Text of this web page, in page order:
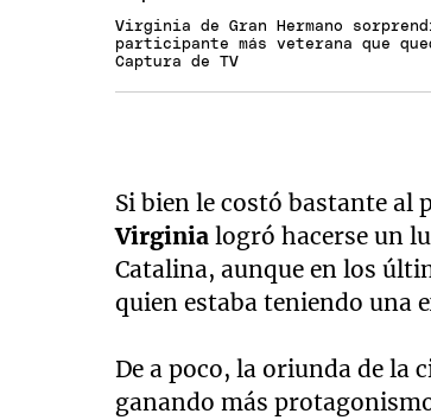
Virginia de Gran Hermano
participante más veterana que
Captura de TV
Si bien le costó bastante al
Virginia logró hacerse un
Catalina, aunque en los
quien estaba teniendo una
De a poco, la oriunda de la
ganando más